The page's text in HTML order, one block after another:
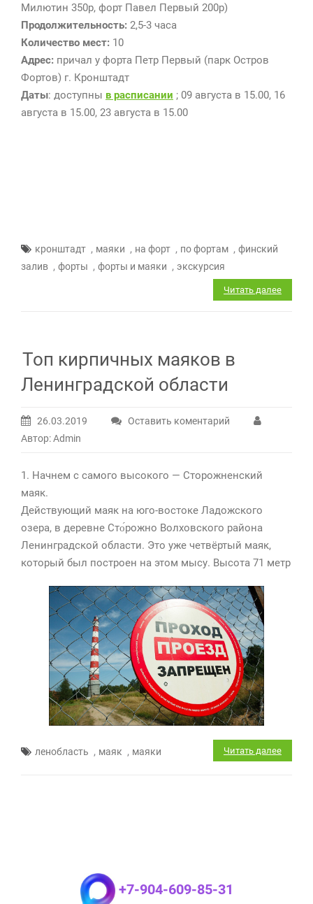
Милютин 350р, форт Павел Первый 200р)
Продолжительность: 2,5-3 часа
Количество мест: 10
Адрес: причал у форта Петр Первый (парк Остров
Фортов) г. Кронштадт
Даты: доступны в расписании ; 09 августа в 15.00, 16
августа в 15.00, 23 августа в 15.00
кронштадт , маяки , на форт , по фортам , финский
залив , форты , форты и маяки , экскурсия
Читать далее
Топ кирпичных маяков в
Ленинградской области
26.03.2019
Оставить коментарий
Автор: Admin
1. Начнем с самого высокого — Сторожненский
маяк.
Действующий маяк на юго-востоке Ладожского
озера, в деревне Сто́рожно Волховского района
Ленинградской области. Это уже четвёртый маяк,
который был построен на этом мысу. Высота 71 метр
ленобласть , маяк , маяки Читать далее
+7-904-609-85-31